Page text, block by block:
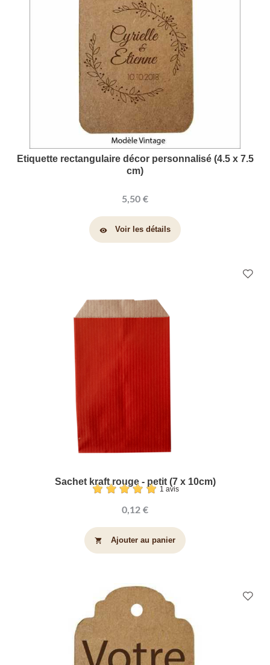
Etiquette rectangulaire décor personnalisé (4.5 x 7.5
cm)
5,50 €
visibility Voir les détails
Sachet kraft rouge - petit (7 x 10cm)
1 avis
0,12 €
shopping_cart Ajouter au panier